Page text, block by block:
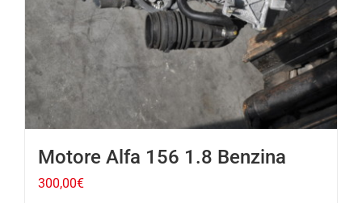
Motore Alfa 156 1.8 Benzina
300,00€